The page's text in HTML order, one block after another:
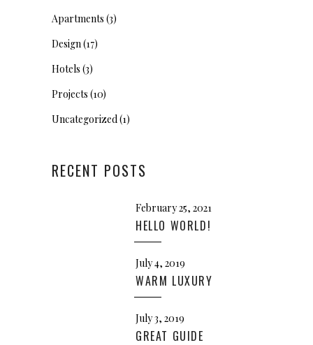
Apartments (3)
Design(17)
Hotels (3)
Projects (10)
Uncategorized(1)
RECENT POSTS
February 25, 2021
HELLO WORLD!
July 4, 2019
WARM LUXURY
July 3, 2019
GREAT GUIDE